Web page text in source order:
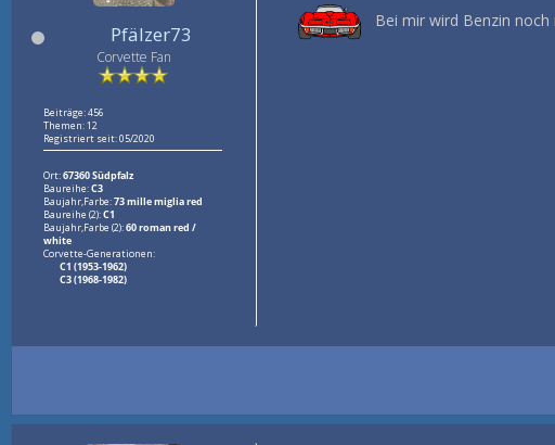
Pfälzer73
Corvette Fan
Beiträge: 456
Themen: 12
Registriert seit: 05/2020
Ort:67360 Südpfalz
Baureihe:C3
Baujahr,Farbe:73 mille miglia red
Baureihe (2):C1
Baujahr,Farbe (2):60 roman red /
white
Corvette-Generationen:
C1 (1953-1962)
C3 (1968-1982)
Bei mir wird Benzin noch